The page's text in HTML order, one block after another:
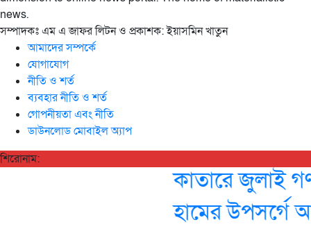
news.
সম্পাদকঃ এম এ জাফর লিটন ও প্রকাশক: ইয়াসমিন খাতুন
আমাদের সম্পর্কে
যোগাযোগ
নীতি ও শর্ত
ব্যবহার নীতি ও শর্ত
গোপনীয়তা এবং নীতি
ডাউনলোড মোবাইল অ্যাপ
শিরোনাম:
কাতারে জুলাই
হামের উপসর্গে